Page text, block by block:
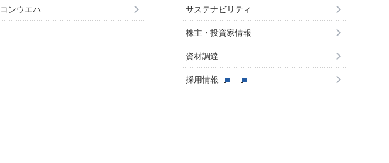
ンウエハ サステナビリティ
株主・投資家情報
資材調達
採用情報